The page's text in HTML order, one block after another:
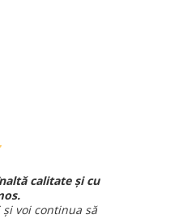
Am comandat o lenjerie
și am avut o întrebare și